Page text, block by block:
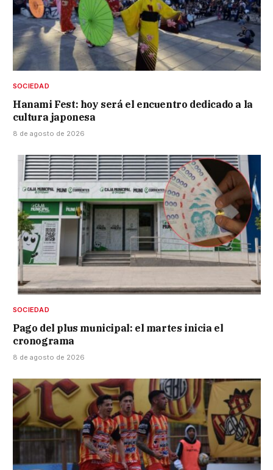
SOCIEDAD
Hanami Fest: hoy será el encuentro dedicado a la
cultura japonesa
8 de agosto de 2026
SOCIEDAD
Pago del plus municipal: el martes inicia el
cronograma
8 de agosto de 2026